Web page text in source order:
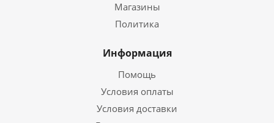
Магазины
Политика
Информация
Помощь
Условия оплаты
Условия доставки